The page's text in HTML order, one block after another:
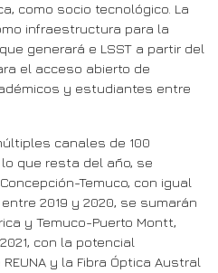
como socio tecnológico. La
infraestructura para la
generará e LSST a partir del
el acceso abierto de
y estudiantes entre
canales de 100
que resta del año, se
Temuco, con igual
2019 y 2020, se sumarán
y Temuco-Puerto Montt,
con la potencial
y la Fibra Óptica Austral